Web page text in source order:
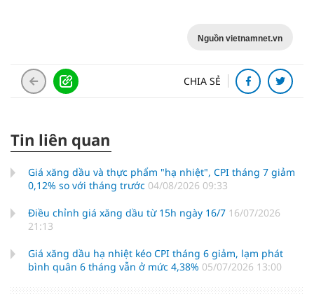
Nguồn vietnamnet.vn
CHIA SẺ
Tin liên quan
Giá xăng dầu và thực phẩm "hạ nhiệt", CPI tháng 7 giảm
0,12% so với tháng trước 04/08/2026 09:33
Điều chỉnh giá xăng dầu từ 15h ngày 16/7 16/07/2026
21:13
Giá xăng dầu hạ nhiệt kéo CPI tháng 6 giảm, lạm phát
bình quân 6 tháng vẫn ở mức 4,38% 05/07/2026 13:00